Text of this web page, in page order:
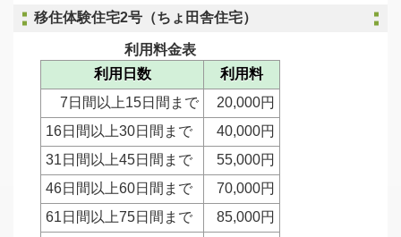
移住体験住宅2号（ちょ田舎住宅）
利用料金表
利用日数
利用料
7日間以上15日間まで
20,000円
16日間以上30日間まで
40,000円
31日間以上45日間まで
55,000円
46日間以上60日間まで
70,000円
61日間以上75日間まで
85,000円